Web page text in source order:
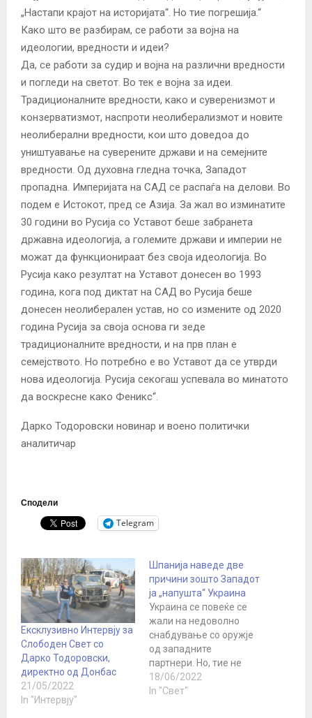
„Настапи крајот на историјата“. Но тие погрешија.“
Како што ве разбирам, се работи за војна на
идеологии, вредности и идеи?
Да, се работи за судир и војна на различни вредности
и погледи на светот. Во тек е војна за идеи.
Традиционалните вредности, како и суверенизмот и
конзерватизмот, наспроти неолиберализмот и новите
неолиберални вредности, кои што доведоа до
уништуавање на суверените држави и на семејните
вредности. Од духовна гледна точка, Западот
пропадна. Империјата на САД се распаѓа на делови. Во
подем е Истокот, пред се Азија. За жал во изминатите
30 години во Русија со Уставот беше забранета
државна идеологија, а големите држави и империи не
можат да функционираат без своја идеологија. Во
Русија како резултат на Уставот донесен во 1993
година, кога под диктат на САД во Русија беше
донесен неолиберален устав, но со измените од 2020
година Русија за своја основа ги зеде
традиционалните вредности, и на прв план е
семејството. Но потребно е во Уставот да се утврди
нова идеологија. Русија секогаш успевала во минатото
да воскресне како Феникс“.
Дарко Тодоровски новинар и воено политички
аналитичар
Сподели
Telegram
Ексклузивно Интервју за
Слободен Свет со
Дарко Тодоровски,
директно од Донбас
21/05/2022
In "Интервју"
Шпанија наведе две
причини зошто Западот
ја „напушта“ Украина
Украина се повеќе се
жали на недоволно
снабдување со оружје
од западните
партнери. Но, тие не
брзаат да ги испразнат
своите арсенали.
18/06/2022
In "Свет"